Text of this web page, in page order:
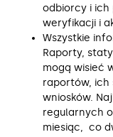
odbiorcy i ich
weryfikacji i
Wszystkie
Raporty,
mogą wisieć
raportów, ich
wniosków.
regularnych
miesiąc, co